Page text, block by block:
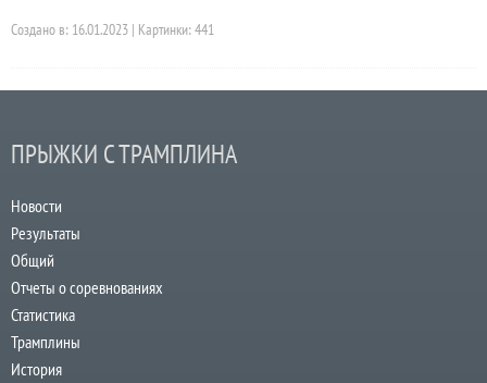
Создано в: 16.01.2023 | Картинки: 441
ПРЫЖКИ С ТРАМПЛИНА
Новости
Результаты
Общий
Отчеты о соревнованиях
Статистика
Трамплины
История